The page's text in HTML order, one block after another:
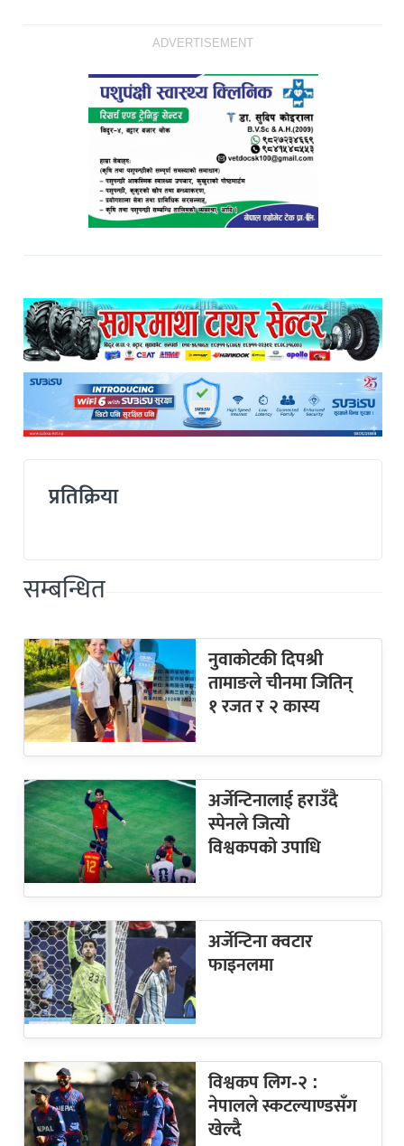
ADVERTISEMENT
प्रतिक्रिया
सम्बन्धित
नुवाकोटकी दिपश्री
तामाङले चीनमा जितिन्
१ रजत र २ कास्य
अर्जेन्टिनालाई हराउँदै
स्पेनले जित्यो
विश्वकपको उपाधि
अर्जेन्टिना क्वटार
फाइनलमा
विश्वकप लिग-२ :
नेपालले स्कटल्याण्डसँग
खेल्दै